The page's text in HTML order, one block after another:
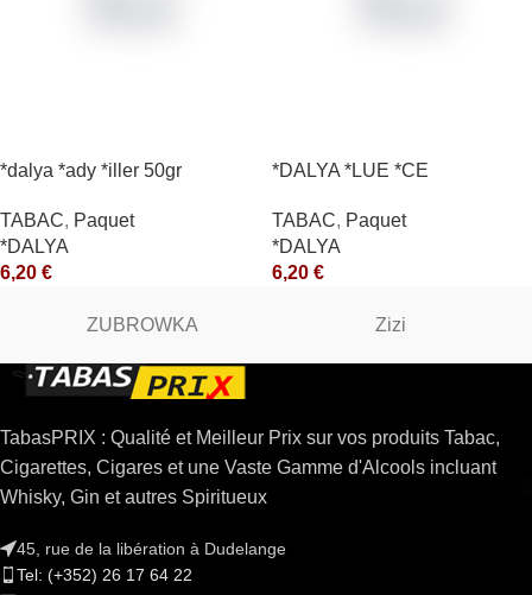
*dalya *ady *iller 50gr
TABAC, Paquet
*DALYA
6,20 €
*DALYA *LUE *CE
TABAC, Paquet
*DALYA
6,20 €
ZUBROWKA Zizi
TabasPRIX : Qualité et Meilleur Prix sur vos produits Tabac,
Cigarettes, Cigares et une Vaste Gamme d'Alcools incluant
Whisky, Gin et autres Spiritueux
45, rue de la libération à Dudelange
Tel: (+352) 26 17 64 22